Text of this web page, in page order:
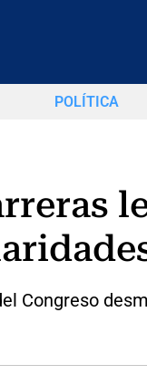
POLÍTICA
Congreso